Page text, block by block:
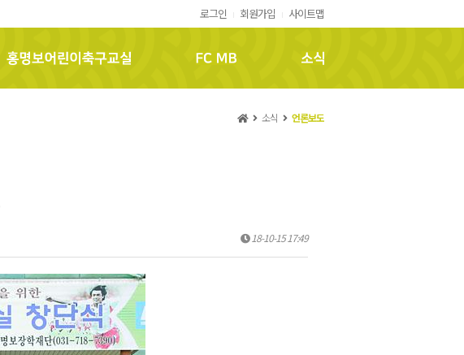
로그인 회원가입 사이트맵
홍명보어린이축구교실 FC MB 소식
소식 언론보도
18-10-15 17:49